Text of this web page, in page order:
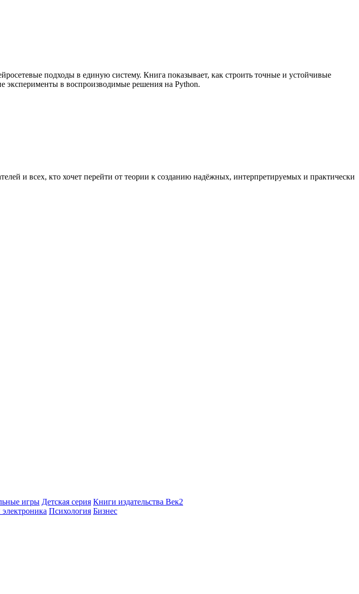
подходы в единую систему. Книга показывает, как строить точные и устойчивые
эксперименты в воспроизводимые решения на Python.
и всех, кто хочет перейти от теории к созданию надёжных, интерпретируемых и практически
игры Детская серия Книги издательства Век2
Психология Бизнес